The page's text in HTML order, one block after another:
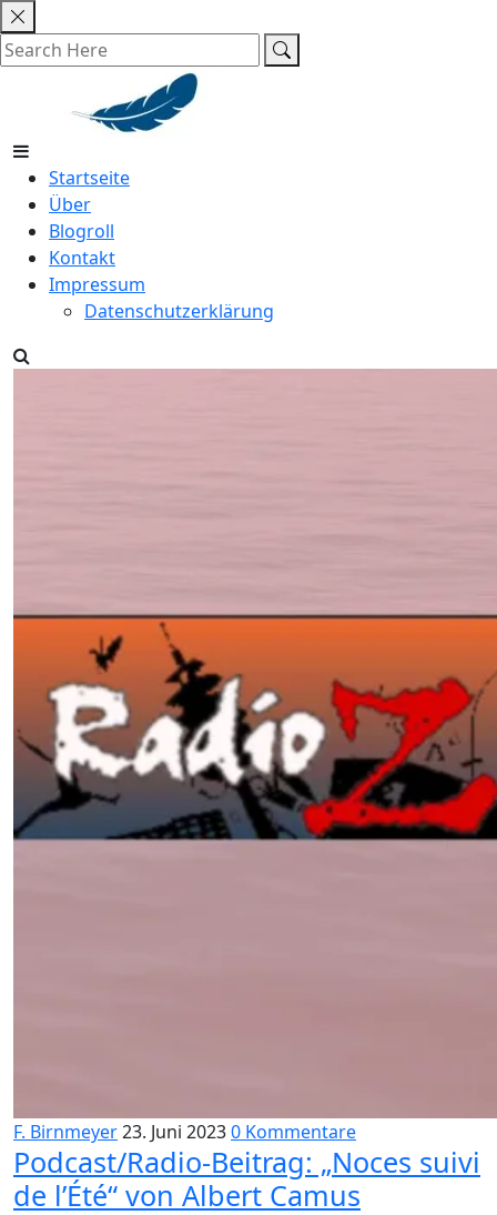
Skip
to
content
Startseite
Über
Blogroll
Kontakt
Impressum
Datenschutzerklärung
F. Birnmeyer23. Juni 20230 Kommentare
Podcast/Radio-Beitrag: „Noces suivi
de l’Été“ von Albert Camus